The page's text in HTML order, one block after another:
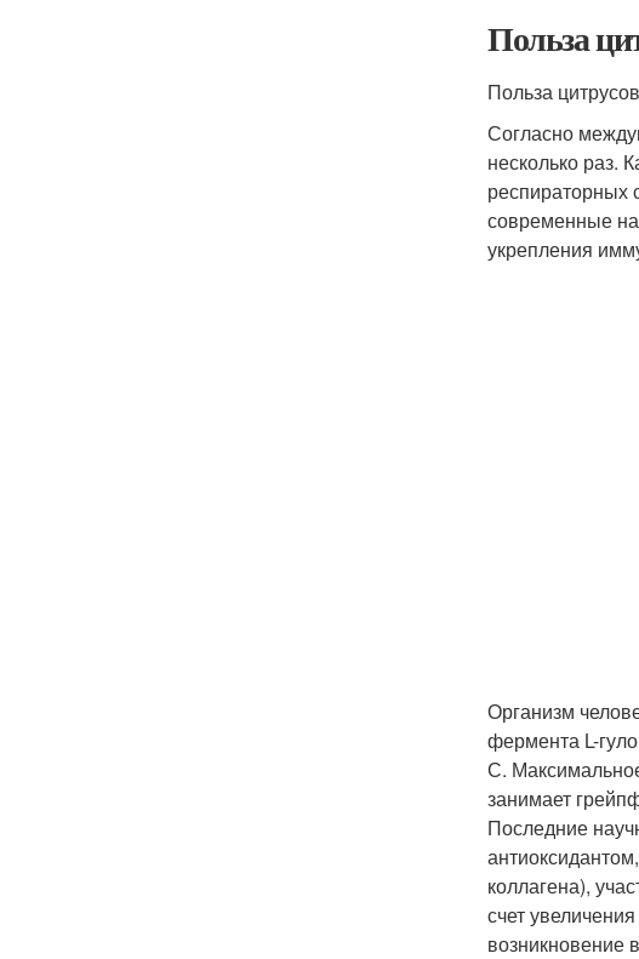
Польза
Польза
Согласно
несколько раз.
респираторных
современные
укрепления
Организм
фермента L-
С.
занимает
Последние
коллагена),
счет
возникновение